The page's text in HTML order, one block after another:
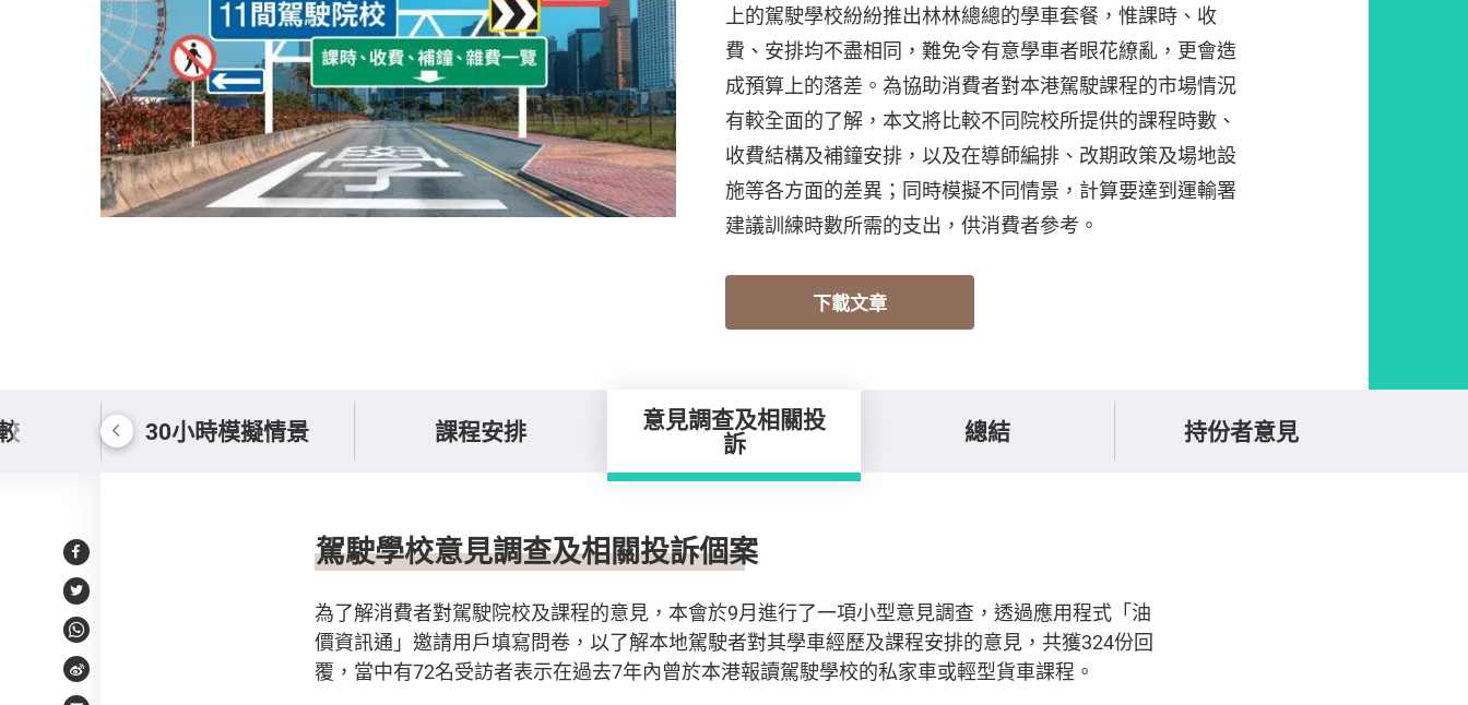
上的駕駛學校紛紛推出林林總總的學車套餐，惟課時、收
費、安排均不盡相同，難免令有意學車者眼花繚亂，更會造
成預算上的落差。為協助消費者對本港駕駛課程的市場情況
有較全面的了解，本文將比較不同院校所提供的課程時數、
收費結構及補鐘安排，以及在導師編排、改期政策及場地設
施等各方面的差異；同時模擬不同情景，計算要達到運輸署
建議訓練時數所需的支出，供消費者參考。
下載文章
30小時模擬情景 課程安排 意見調查及相關投
訴 總結 持份者意見
Facebook
Twitter
WhatsApp
Weibo
駕駛學校意見調查及相關投訴個案
為了解消費者對駕駛院校及課程的意見，本會於9月進行了一項小型意見調查，透過應用程式「油
價資訊通」邀請用戶填寫問卷，以了解本地駕駛者對其學車經歷及課程安排的意見，共獲324份回
覆，當中有72名受訪者表示在過去7年內曾於本港報讀駕駛學校的私家車或輕型貨車課程。